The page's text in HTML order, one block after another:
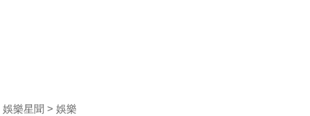
娛樂星聞 娛樂